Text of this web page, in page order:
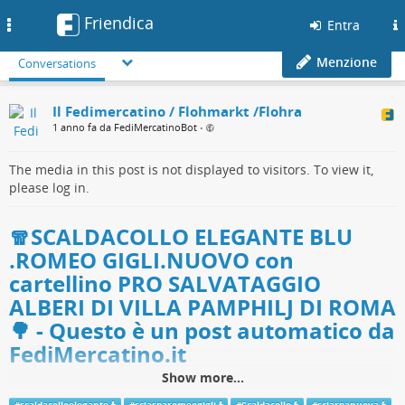
Friendica Entra
Conversations Menzione
Il Fedimercatino / Flohmarkt /Flohra
1 anno fa da FediMercatinoBot •
The media in this post is not displayed to visitors. To view it,
please log in.
🧣SCALDACOLLO ELEGANTE BLU
.ROMEO GIGLI.NUOVO con
cartellino PRO SALVATAGGIO
ALBERI DI VILLA PAMPHILJ DI ROMA
🌳 - Questo è un post automatico da
FediMercatino.it
Show more...